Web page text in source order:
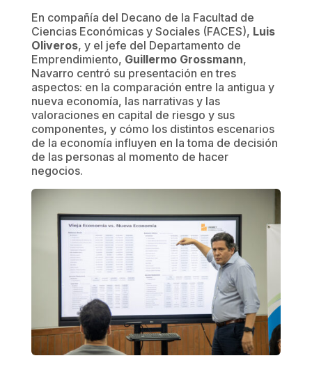
En compañía del Decano de la Facultad de
Ciencias Económicas y Sociales (FACES), Luis
Oliveros, y el jefe del Departamento de
Emprendimiento, Guillermo Grossmann,
Navarro centró su presentación en tres
aspectos: en la comparación entre la antigua y
nueva economía, las narrativas y las
valoraciones en capital de riesgo y sus
componentes, y cómo los distintos escenarios
de la economía influyen en la toma de decisión
de las personas al momento de hacer
negocios.